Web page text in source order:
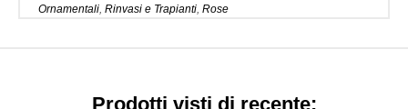
Ornamentali Rinvasi e Trapianti Rose
Prodotti visti di recente: